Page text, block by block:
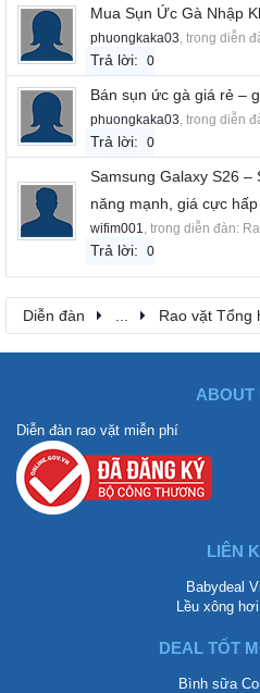
Mua Sụn Ức Gà Nhập
phuongkaka03, trong diễn
Trả lời: 0
Bán sụn ức gà giá rẻ –
phuongkaka03, trong diễn
Trả lời: 0
Samsung Galaxy S26 –
năng mạnh, giá cực
wifim001, trong diễn đàn:
Trả lời: 0
Diễn đàn ... Rao vặt Tổng
ABOUT
Diễn đàn rao vặt miễn phí
LIÊN
Babydeal
Lều xông
DEAL TỐT
Bình sữa